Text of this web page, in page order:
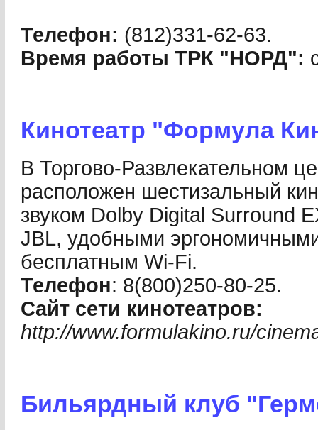
Телефон: (812)331-62-63.
Время работы ТРК "НОРД":
Кинотеатр "Формула
В Торгово-Развлекательном
расположен шестизальный
звуком Dolby Digital Surround
JBL, удобными
бесплатным Wi-Fi.
Телефон: 8(800)250-80-25.
Сайт сети кинотеатров:
http://www.formulakino.ru/
Бильярдный клуб